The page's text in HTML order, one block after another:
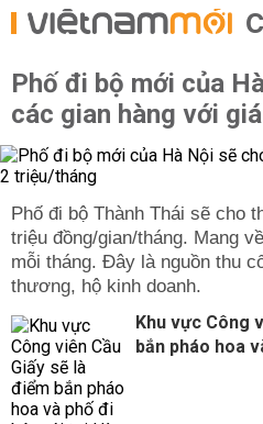
Phố đi bộ mới của
các gian hàng với
Phố đi bộ Thành Thái sẽ cho
triệu đồng/gian/tháng. Mang
mỗi tháng. Đây là nguồn thu
thương, hộ kinh doanh.
Khu vực Công
bắn pháo hoa